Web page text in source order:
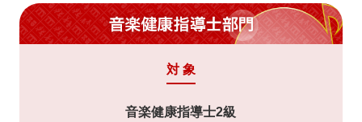
音
楽
健
対 象
音楽健康指導士2級